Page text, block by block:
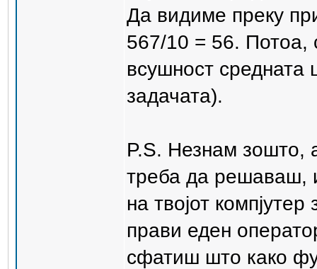
Да видиме преку
567/10 = 56. Потоа,
всушност
задачата).
P.S. Незнам зошто,
треба да решаваш,
на твојот
прави еден
сфатиш што како